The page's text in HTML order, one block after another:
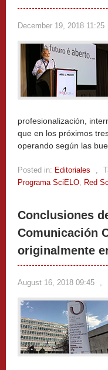
December 19, 2018 11:25
profesionalización,
que en los próximos
operando según las
Posted in: Editoriales ,
Programa SciELO, Red
Conclusiones
Comunicación
originalmente
August 16, 2018 09:45 ,